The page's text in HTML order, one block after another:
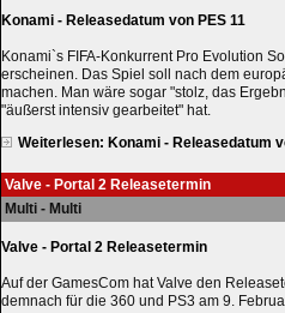
Konami - Releasedatum von PES 11
Konami`s FIFA-Konkurrent Pro Evolution
erscheinen. Das Spiel soll nach dem
machen. Man wäre sogar "stolz, das
"äußerst intensiv gearbeitet" hat.
Weiterlesen: Konami - Releasedatum
Valve - Portal 2 Releasetermin
Multi - Multi
Valve - Portal 2 Releasetermin
Auf der GamesCom hat Valve den
demnach für die 360 und PS3 am 9.